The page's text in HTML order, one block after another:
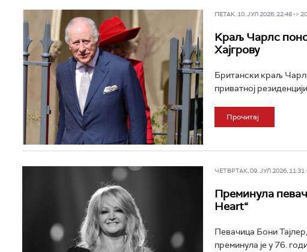
ПЕТАК, 10. ЈУЛ 2026, 22:48 ->
Kраљ Чарлс
Хајгрову
Британски краљ
приватној
Прочитај
ЧЕТВРТАК, 09. ЈУЛ 2026, 11:31
Преминула
Heart“
Певачица Бони
преминула је у 76.